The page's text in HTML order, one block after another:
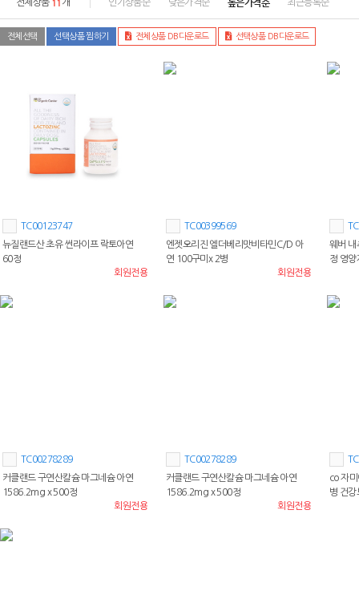
전체상품 11 개 인기상품순 낮은가격순 높은가격순 최근등록순
전체선택 선택상품 찜하기 전체상품 DB다운로드 선택상품 DB다운로드
TC00123747
뉴질랜드산 초유 썬라이프 락토아연
60정
회원전용
TC00399569
엔젯오리진 엘더베리맛비타민C/D 아
연 100구미x 2병
회원전용
웨버
정 영양
TC00278289
커클랜드 구연산칼슘 마그네슘 아연
1586.2mg x 500정
회원전용
TC00278289
커클랜드 구연산칼슘 마그네슘 아연
1586.2mg x 500정
회원전용
co 자
병 건강